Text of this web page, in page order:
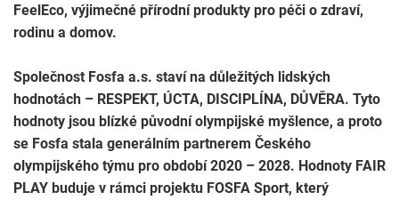
FeelEco, výjimečné přírodní produkty pro péči o zdraví,
rodinu a domov.
Společnost Fosfa a.s. staví na důležitých lidských
hodnotách – RESPEKT, ÚCTA, DISCIPLÍNA, DŮVĚRA. Tyto
hodnoty jsou blízké původní olympijské myšlence, a proto
se Fosfa stala generálním partnerem Českého
olympijského týmu pro období 2020 – 2028. Hodnoty FAIR
PLAY buduje v rámci projektu FOSFA Sport, který